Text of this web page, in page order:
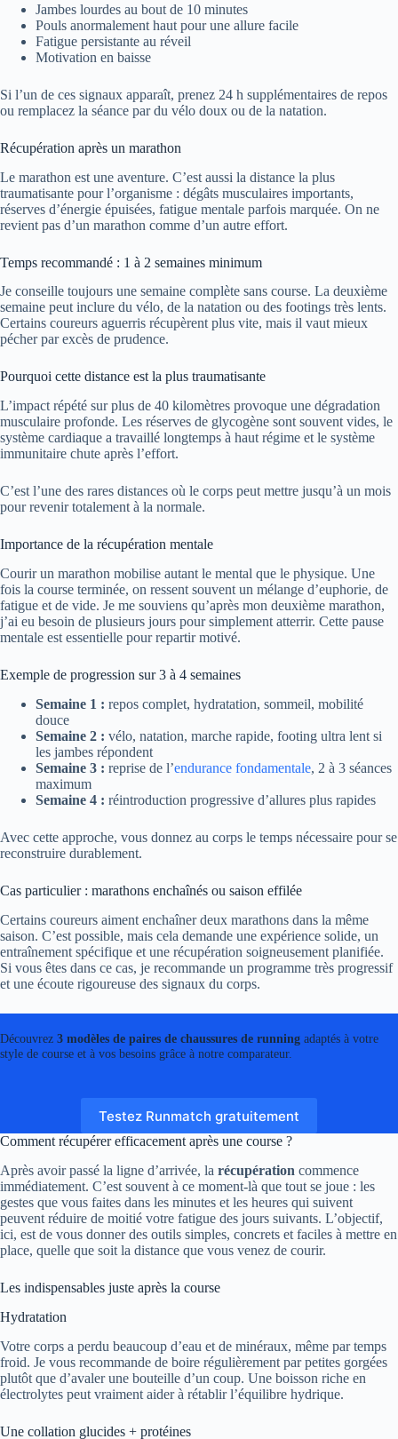
Jambes lourdes au bout de 10 minutes
Pouls anormalement haut pour une allure facile
Fatigue persistante au réveil
Motivation en baisse
Si l’un de ces signaux apparaît, prenez 24 h supplémentaires de repos
ou remplacez la séance par du vélo doux ou de la natation.
Récupération après un marathon
Le marathon est une aventure. C’est aussi la distance la plus
traumatisante pour l’organisme : dégâts musculaires importants,
réserves d’énergie épuisées, fatigue mentale parfois marquée. On ne
revient pas d’un marathon comme d’un autre effort.
Temps recommandé : 1 à 2 semaines minimum
Je conseille toujours une semaine complète sans course. La deuxième
semaine peut inclure du vélo, de la natation ou des footings très lents.
Certains coureurs aguerris récupèrent plus vite, mais il vaut mieux
pécher par excès de prudence.
Pourquoi cette distance est la plus traumatisante
L’impact répété sur plus de 40 kilomètres provoque une dégradation
musculaire profonde. Les réserves de glycogène sont souvent vides, le
système cardiaque a travaillé longtemps à haut régime et le système
immunitaire chute après l’effort.
C’est l’une des rares distances où le corps peut mettre jusqu’à un mois
pour revenir totalement à la normale.
Importance de la récupération mentale
Courir un marathon mobilise autant le mental que le physique. Une
fois la course terminée, on ressent souvent un mélange d’euphorie, de
fatigue et de vide. Je me souviens qu’après mon deuxième marathon,
j’ai eu besoin de plusieurs jours pour simplement atterrir. Cette pause
mentale est essentielle pour repartir motivé.
Exemple de progression sur 3 à 4 semaines
Semaine 1 : repos complet, hydratation, sommeil, mobilité
douce
Semaine 2 : vélo, natation, marche rapide, footing ultra lent si
les jambes répondent
Semaine 3 : reprise de l’endurance fondamentale, 2 à 3 séances
maximum
Semaine 4 : réintroduction progressive d’allures plus rapides
Avec cette approche, vous donnez au corps le temps nécessaire pour se
reconstruire durablement.
Cas particulier : marathons enchaînés ou saison effilée
Certains coureurs aiment enchaîner deux marathons dans la même
saison. C’est possible, mais cela demande une expérience solide, un
entraînement spécifique et une récupération soigneusement planifiée.
Si vous êtes dans ce cas, je recommande un programme très progressif
et une écoute rigoureuse des signaux du corps.
Découvrez 3 modèles de paires de chaussures de running adaptés à votre
style de course et à vos besoins grâce à notre comparateur.
Testez Runmatch gratuitement
Comment récupérer efficacement après une course ?
Après avoir passé la ligne d’arrivée, la récupération commence
immédiatement. C’est souvent à ce moment-là que tout se joue : les
gestes que vous faites dans les minutes et les heures qui suivent
peuvent réduire de moitié votre fatigue des jours suivants. L’objectif,
ici, est de vous donner des outils simples, concrets et faciles à mettre en
place, quelle que soit la distance que vous venez de courir.
Les indispensables juste après la course
Hydratation
Votre corps a perdu beaucoup d’eau et de minéraux, même par temps
froid. Je vous recommande de boire régulièrement par petites gorgées
plutôt que d’avaler une bouteille d’un coup. Une boisson riche en
électrolytes peut vraiment aider à rétablir l’équilibre hydrique.
Une collation glucides + protéines